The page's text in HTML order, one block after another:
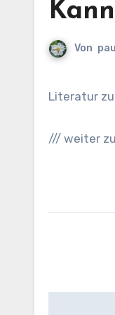
Von paul
Literatur
/// weiter